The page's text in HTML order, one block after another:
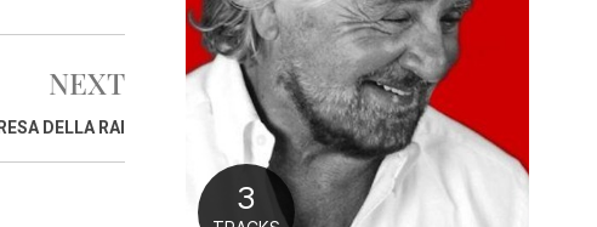
0
NEXT
DELLA RAI